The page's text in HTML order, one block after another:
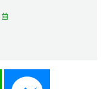
WhatsApp